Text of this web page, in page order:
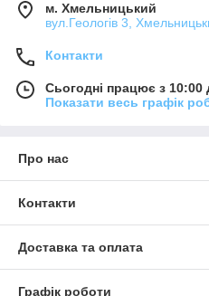
м. Хмельницький
вул.Геологів 3,
Контакти
Сьогодні працює з 10:00
Показати весь графік
Про нас
Контакти
Доставка та оплата
Графік роботи